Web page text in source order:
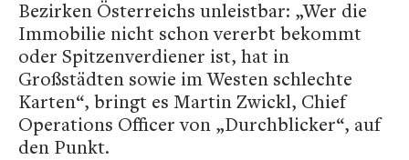
Bezirken Österreichs unleistbar: „Wer die
Immobilie nicht schon vererbt bekommt
oder Spitzenverdiener ist, hat in
Großstädten sowie im Westen schlechte
Karten“, bringt es Martin Zwickl, Chief
Operations Officer von „Durchblicker“, auf
den Punkt.